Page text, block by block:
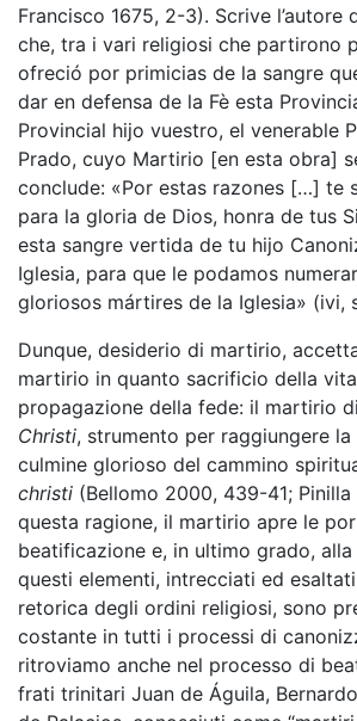
Francisco 1675, 2-3). Scrive l’autore
che, tra i vari religiosi che partirono
ofreció por primicias de la sangre
dar en defensa de la Fè esta
Provincial hijo vuestro, el venerable
Prado, cuyo Martirio [en esta obra]
conclude: «Por estas razones […] te
para la gloria de Dios, honra de tus
esta sangre vertida de tu hijo
Iglesia, para que le podamos
gloriosos mártires de la Iglesia» (ivi,
Dunque, desiderio di martirio,
martirio in quanto sacrificio della
propagazione della fede: il martirio
Christi, strumento per raggiungere
culmine glorioso del cammino
christi (Bellomo 2000, 439-41;
questa ragione, il martirio apre le
beatificazione e, in ultimo grado,
questi elementi, intrecciati ed
retorica degli ordini religiosi, sono
costante in tutti i processi di
ritroviamo anche nel processo di
frati trinitari Juan de Águila,